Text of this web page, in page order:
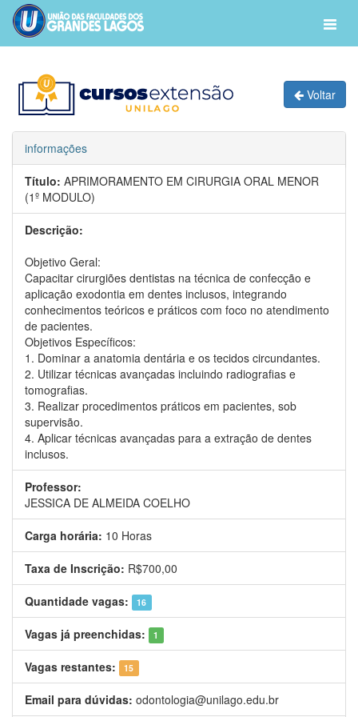
Voltar
informações
Título: APRIMORAMENTO EM CIRURGIA ORAL MENOR
(1º MODULO)
Descrição:
Objetivo Geral:
Capacitar cirurgiões dentistas na técnica de confecção e
aplicação exodontia em dentes inclusos, integrando
conhecimentos teóricos e práticos com foco no atendimento
de pacientes.
Objetivos Específicos:
1. Dominar a anatomia dentária e os tecidos circundantes.
2. Utilizar técnicas avançadas incluindo radiografias e
tomografias.
3. Realizar procedimentos práticos em pacientes, sob
supervisão.
4. Aplicar técnicas avançadas para a extração de dentes
inclusos.
Professor:
JESSICA DE ALMEIDA COELHO
Carga horária: 10 Horas
Taxa de Inscrição: R$700,00
Quantidade vagas: 16
Vagas já preenchidas: 1
Vagas restantes: 15
Email para dúvidas: odontologia@unilago.edu.br